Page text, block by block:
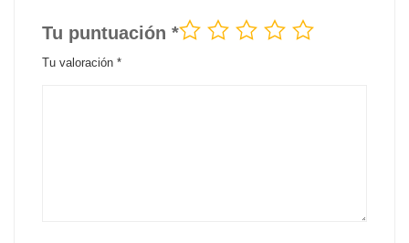
Tu puntuación *
Tu valoración *